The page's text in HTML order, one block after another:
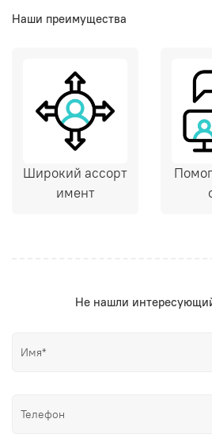
Наши преимущества
Широкий ассорт
имент
Не нашли